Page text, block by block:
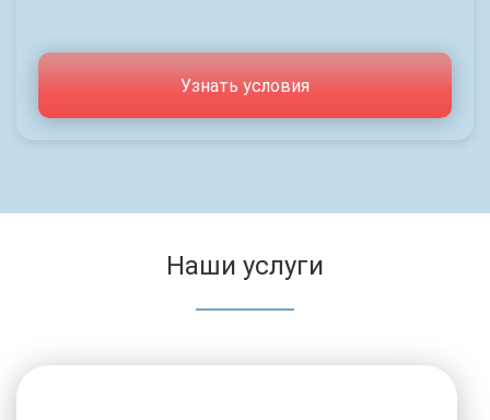
Узнать условия
Наши услуги